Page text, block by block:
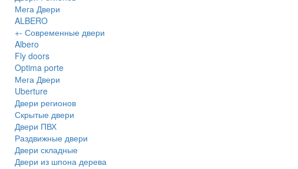
Мега Двери
ALBERO
+- Современные двери
Albero
Fly doors
Optima porte
Мега Двери
Uberture
Двери регионов
Скрытые двери
Двери ПВХ
Раздвижные двери
Двери складные
Двери из шпона дерева